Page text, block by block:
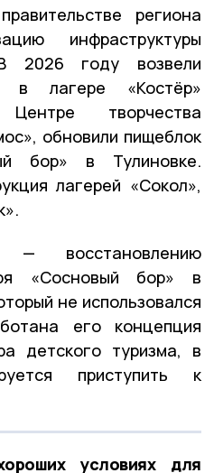
региона
инфраструктуры
2026 году возвели
в лагере «Костёр»
творчества
обновили пищеблок
бор» в Тулиновке.
лагерей «Сокол»,
— восстановлению
«Сосновый бор» в
не использовался
его концепция
детского туризма, в
приступить к
условиях для